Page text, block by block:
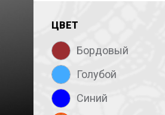
ЦВЕТ
Бордовый
Голубой
Синий